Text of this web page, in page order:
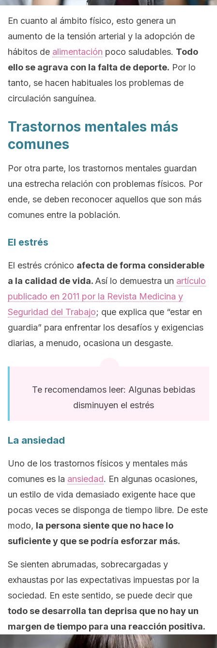
En cuanto al ámbito físico, esto genera un
aumento de la tensión arterial y la adopción de
hábitos de alimentación poco saludables. Todo
ello se agrava con la falta de deporte. Por lo
tanto, se hacen habituales los problemas de
circulación sanguínea.
Trastornos mentales más
comunes
Por otra parte, los trastornos mentales guardan
una estrecha relación con problemas físicos. Por
ende, se deben reconocer aquellos que son más
comunes entre la población.
El estrés
El estrés crónico afecta de forma considerable
a la calidad de vida. Así lo demuestra un artículo
publicado en 2011 por la Revista Medicina y
Seguridad del Trabajo; que explica que “estar en
guardia” para enfrentar los desafíos y exigencias
diarias, a menudo, ocasiona un desgaste.
Te recomendamos leer: Algunas bebidas
disminuyen el estrés
La ansiedad
Uno de los trastornos físicos y mentales más
comunes es la ansiedad. En algunas ocasiones,
un estilo de vida demasiado exigente hace que
pocas veces se disponga de tiempo libre. De este
modo, la persona siente que no hace lo
suficiente y que se podría esforzar más.
Se sienten abrumadas, sobrecargadas y
exhaustas por las expectativas impuestas por la
sociedad. En este sentido, se puede decir que
todo se desarrolla tan deprisa que no hay un
margen de tiempo para una reacción positiva.